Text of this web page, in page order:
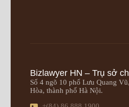
Bizlawyer HN – Trụ sở
Số 4 ngõ 10 phố Lưu Quang
Hòa, thành phố Hà Nội.